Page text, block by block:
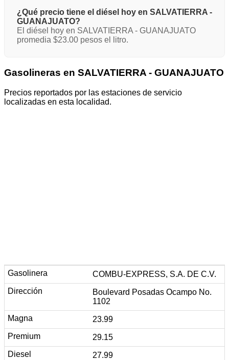
¿Qué precio tiene el diésel hoy en SALVATIERRA -
GUANAJUATO?
El diésel hoy en SALVATIERRA - GUANAJUATO
promedia $23.00 pesos el litro.
Gasolineras en SALVATIERRA - GUANAJUATO
Precios reportados por las estaciones de servicio
localizadas en esta localidad.
COMBU-EXPRESS, S.A. DE C.V.
Boulevard Posadas Ocampo No.
1102
23.99
29.15
27.99